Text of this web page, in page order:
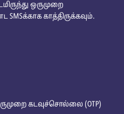
ஒருமுறை
காத்திருக்கவும்.
கடவுச்சொல்லை (OTP)